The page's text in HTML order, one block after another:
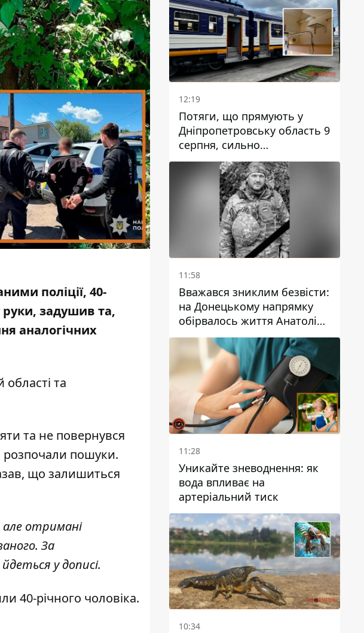
поліції, 40-
руки, задушив та,
аналогічних
області та
та не повернувся
розпочали пошуки.
що залишиться
але отримані
За
у дописі.
40-річного чоловіка.
12:19
Потяги, що прямують у
Дніпропетровську область 9
серпня, сильно
затримуються
11:58
Вважався зниклим безвісти:
на Донецькому напрямку
обірвалось життя Анатолія
Ткачука з
Дніпропетровської області
11:28
Уникайте зневоднення: як
вода впливає на
артеріальний тиск
10:34